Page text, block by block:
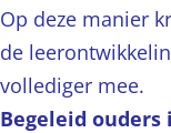
Op deze manier
de
vollediger mee.
Begeleid